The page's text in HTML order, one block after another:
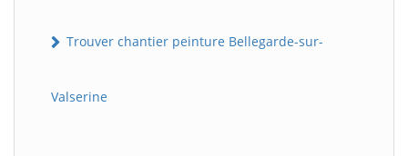
Trouver chantier peinture Bellegarde-sur-
Valserine